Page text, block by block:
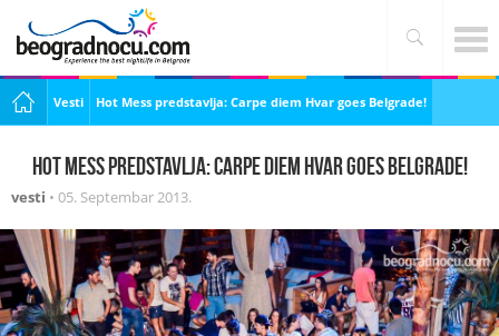
Vesti Hot Mess predstavlja: Carpe diem Hvar goes Belgrade!
Hot Mess predstavlja: Carpe diem Hvar goes Belgrade!
vesti • 05. Septembar 2013.